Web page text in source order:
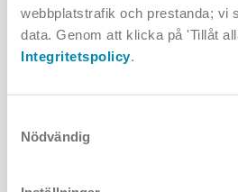
webbplatstrafik och prestanda; vi
data. Genom att klicka på 'Tillåt
Integritetspolicy.
Nödvändig